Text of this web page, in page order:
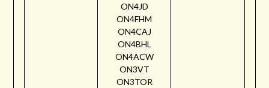
ON4JD
ON4FHM
ON4CAJ
ON4BHL
ON4ACW
ON3VT
ON3TOR